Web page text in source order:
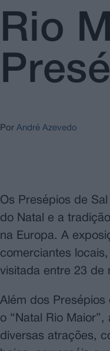
Rio
Por André Azevedo
Os Presépios de
do Natal e a
na Europa. A
comerciantes
visitada entre 23 de
Além dos Presépios
o “Natal Rio
diversas atrações,